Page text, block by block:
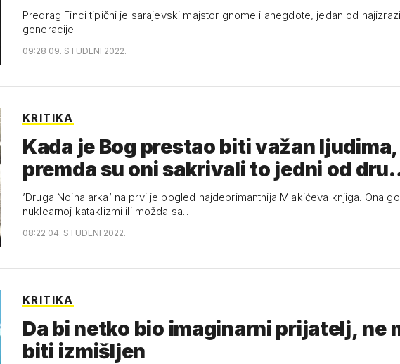
Predrag Finci tipični je sarajevski majstor gnome i anegdote, jedan od
generacije
09:28 09. STUDENI 2022.
KRITIKA
Kada je Bog prestao biti važan ljudima,
premda su oni sakrivali to jedni od
’Druga Noina arka’ na prvi je pogled najdeprimantnija Mlakićeva knjiga. Ona
nuklearnoj kataklizmi ili možda sa…
08:22 04. STUDENI 2022.
KRITIKA
Da bi netko bio imaginarni prijatelj, ne
biti izmišljen